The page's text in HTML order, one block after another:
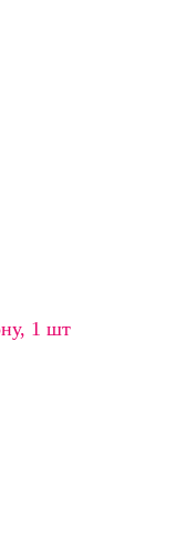
1 шт